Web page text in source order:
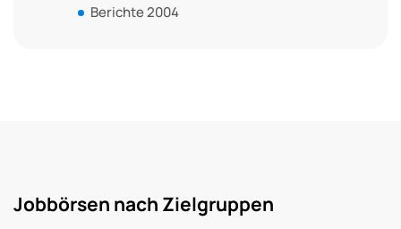
Berichte 2004
Jobbörsen nach Zielgruppen